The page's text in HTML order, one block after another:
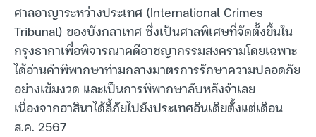
ศาลอาญาระหว่างประเทศ (International Crimes
Tribunal) ของบังกลาเทศ ซึ่งเป็นศาลพิเศษที่จัดตั้งขึ้นใน
กรุงธากาเพื่อพิจารณาคดีอาชญากรรมสงครามโดยเฉพาะ
ได้อ่านคำพิพากษาท่ามกลางมาตรการรักษาความปลอดภัย
อย่างเข้มงวด และเป็นการพิพากษาลับหลังจำเลย
เนื่องจากฮาสินาได้ลี้ภัยไปยังประเทศอินเดียตั้งแต่เดือน
ส.ค. 2567